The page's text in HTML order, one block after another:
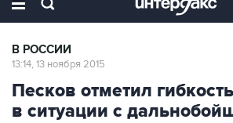
В РОССИИ
13:14, 13 ноября 2015
Песков отметил
в ситуации с